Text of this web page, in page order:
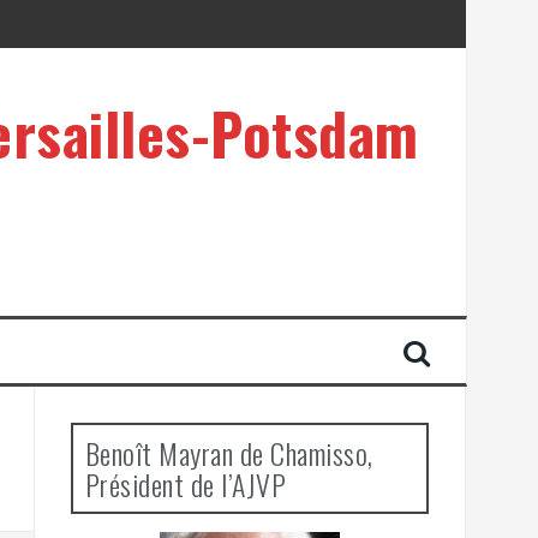
Potsdam
Benoît Mayran de Chamisso,
Président de l’AJVP